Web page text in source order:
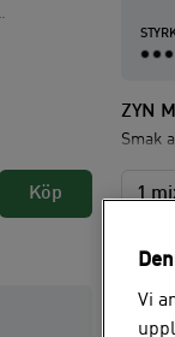
Köp
ZYN
Smak
1
Vi